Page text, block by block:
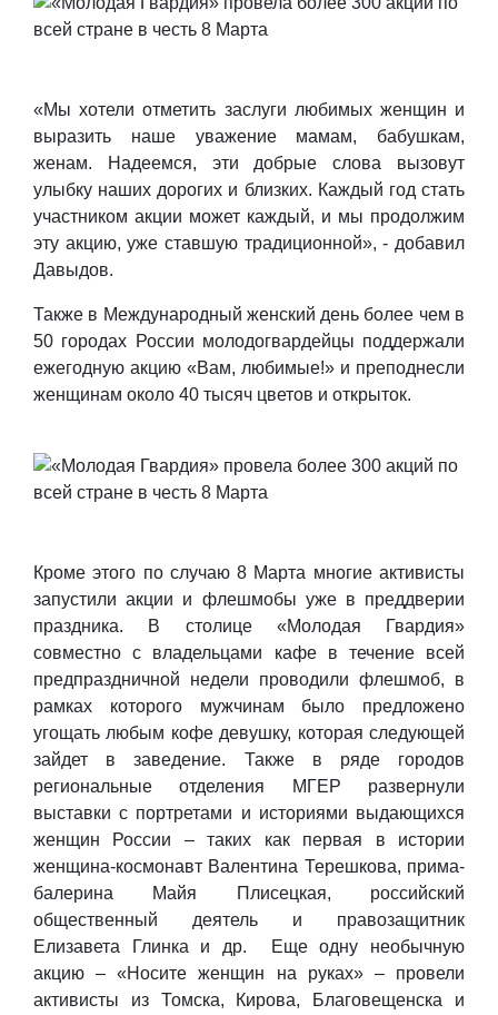
«Мы хотели отметить заслуги любимых женщин и
выразить наше уважение мамам, бабушкам,
женам. Надеемся, эти добрые слова вызовут
улыбку наших дорогих и близких. Каждый год стать
участником акции может каждый, и мы продолжим
эту акцию, уже ставшую традиционной», - добавил
Давыдов.
Также в Международный женский день более чем в
50 городах России молодогвардейцы поддержали
ежегодную акцию «Вам, любимые!» и преподнесли
женщинам около 40 тысяч цветов и открыток.
Кроме этого по случаю 8 Марта многие активисты
запустили акции и флешмобы уже в преддверии
праздника. В столице «Молодая Гвардия»
совместно с владельцами кафе в течение всей
предпраздничной недели проводили флешмоб, в
рамках которого мужчинам было предложено
угощать любым кофе девушку, которая следующей
зайдет в заведение. Также в ряде городов
региональные отделения МГЕР развернули
выставки с портретами и историями выдающихся
женщин России – таких как первая в истории
женщина-космонавт Валентина Терешкова, прима-
балерина Майя Плисецкая, российский
общественный деятель и правозащитник
Елизавета Глинка и др. Еще одну необычную
акцию – «Носите женщин на руках» – провели
активисты из Томска, Кирова, Благовещенска и